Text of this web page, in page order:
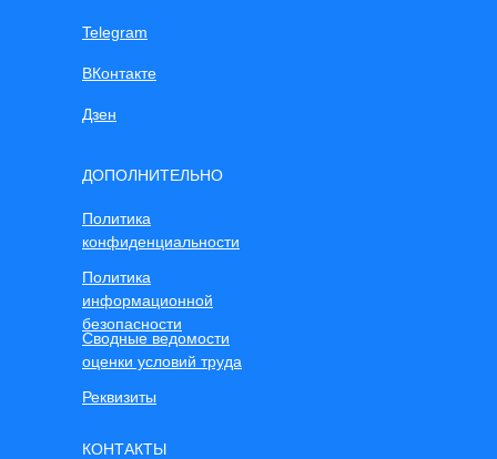
ДОПОЛНИТЕЛЬНО
Сводные ведомости
оценки условий труда
Реквизиты
Политика
информационной
безопасности
Политика
конфиденциальности
КОНТАКТЫ
Дзен
ВКонтакте
Telegram